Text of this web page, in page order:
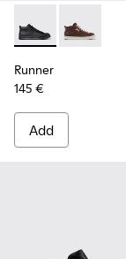
Runner -Runner -
Runner
145 €
Add